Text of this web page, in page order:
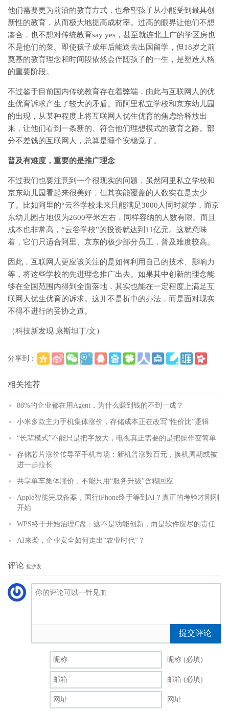
他们需要更为前沿的教育方式，也希望孩子从小能受到最具创
新性的教育，从而极大地提高成材率。过高的眼界让他们不想
凑合，也不想对传统教育say yes，甚至就连北上广的学区房也
不是他们的菜。即使孩子成年后能送去出国留学，但18岁之前
奠基的教育理念和时间段依然会伴随孩子的一生，是塑造人格
的重要阶段。
不过鉴于目前国内传统教育存在着弊端，由此与互联网人的优
生优育诉求产生了较大的矛盾。而阿里私立学校和京东幼儿园
的出现，从某种程度上将互联网人优生优育的焦虑给释放出
来，让他们看到一条新的、符合他们理想模式的教育之路。部
分不差钱的互联网人，总算是睡个安稳觉了。
普及有难度，重要的是推广理念
不过我们也要注意到一个很现实的问题，虽然阿里私立学校和
京东幼儿园看起来很美好，但其实能覆盖的人数实在是太少
了。比如阿里的“云谷学校未来只能满足3000人同时就学，而京
东幼儿园占地仅为2600平米左右，同样容纳的人数有限。而且
成本也非常高，“云谷学校”的投资就达到11亿元。这就意味
着，它们只适合阿里、京东的极少部分员工，普及难度较高。
因此，互联网人更应该关注的是如何利用自己的技术、影响力
等，将这些学校的先进理念推广出去。如果其中创新的理念能
够在全国范围内得到全面落地，其实也能在一定程度上满足互
联网人优生优育的诉求。这并不是折中的办法，而是面对现实
不得不进行的妥协之道。
（科技新发现 康斯坦丁/文）
分享到：
相关推荐
88%的企业都在用Agent，为什么赚到钱的不到一成？
小米多款主力手机集体涨价，存储成本正在改写“性价比”逻辑
“长辈模式”不能只是把字放大，电视真正需要的是把操作变简单
存储芯片涨价传导至手机市场：新机普涨数百元，换机周期或被
进一步拉长
共享单车集体涨价，不能只用“服务升级”含糊回应
Apple智能完成备案，国行iPhone终于等到AI？真正的考验才刚刚
开始
WPS终于开始治理C盘：这不是功能创新，而是软件应尽的责任
AI来袭，企业安全如何走出“农业时代”？
评论 抢沙发
提交评论
昵称 (必填)
邮箱 (必填)
网址